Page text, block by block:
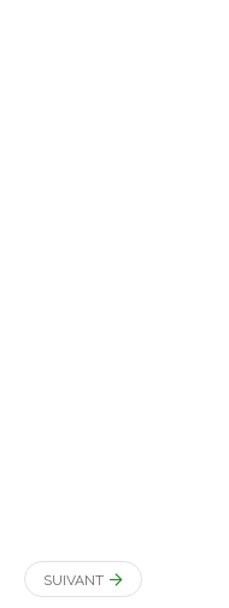
SUIVANT